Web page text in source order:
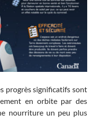
progrès significatifs sont
en orbite par des
nourriture un peu plus